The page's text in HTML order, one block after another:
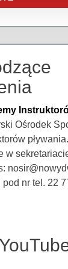
Ośrodek
w
nr tel. 22